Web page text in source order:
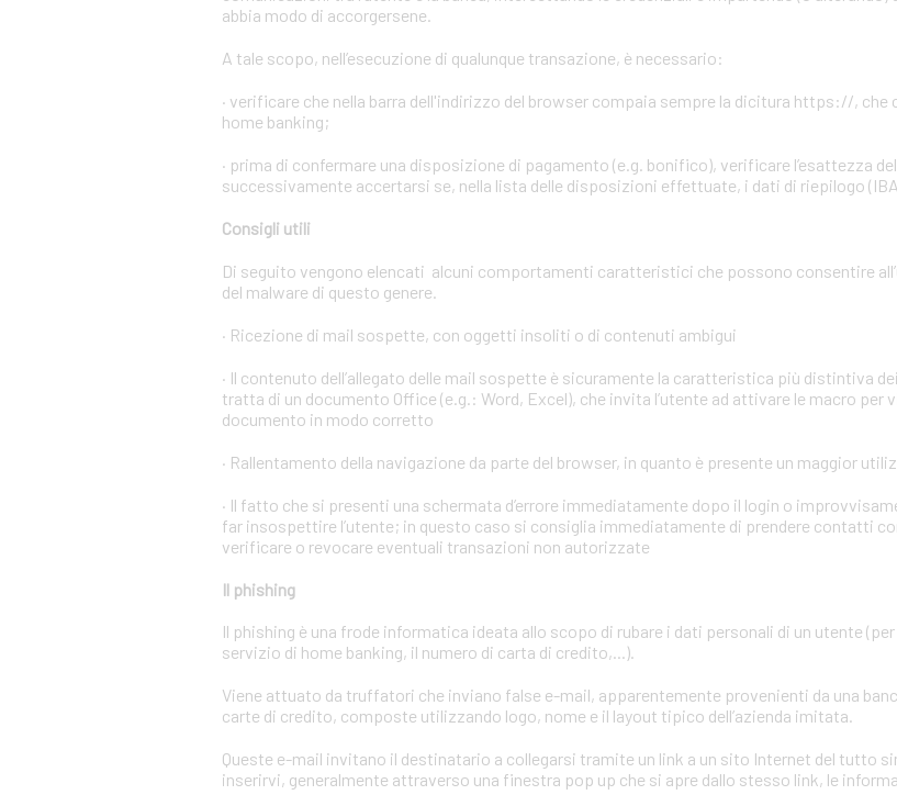
abbia modo di accorgersene.
A tale scopo, nell’esecuzione di qualunque transazione, è necessario:
· verificare che nella barra dell'indirizzo del browser compaia sempre la dicitura https://,
home banking;
· prima di confermare una disposizione di pagamento (e.g. bonifico), verificare l’esattezza
successivamente accertarsi se, nella lista delle disposizioni effettuate, i dati di riepilogo
Consigli utili
Di seguito vengono elencati alcuni comportamenti caratteristici che possono consentire
del malware di questo genere.
· Ricezione di mail sospette, con oggetti insoliti o di contenuti ambigui
· Il contenuto dell’allegato delle mail sospette è sicuramente la caratteristica più distintiva
tratta di un documento Office (e.g.: Word, Excel), che invita l’utente ad attivare le macro per
documento in modo corretto
· Rallentamento della navigazione da parte del browser, in quanto è presente un maggior
· Il fatto che si presenti una schermata d’errore immediatamente dopo il login o
far insospettire l’utente; in questo caso si consiglia immediatamente di prendere contatti
verificare o revocare eventuali transazioni non autorizzate
Il phishing
Il phishing è una frode informatica ideata allo scopo di rubare i dati personali di un utente
servizio di home banking, il numero di carta di credito,...).
Viene attuato da truffatori che inviano false e-mail, apparentemente provenienti da una
carte di credito, composte utilizzando logo, nome e il layout tipico dell’azienda imitata.
Queste e-mail invitano il destinatario a collegarsi tramite un link a un sito Internet del tutto
inserirvi, generalmente attraverso una finestra pop up che si apre dallo stesso link, le